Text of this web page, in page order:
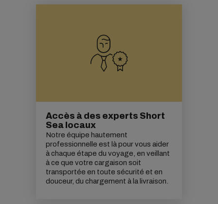
Accès à des experts Short
Sea locaux
Notre équipe hautement
professionnelle est là pour vous aider
à chaque étape du voyage, en veillant
à ce que votre cargaison soit
transportée en toute sécurité et en
douceur, du chargement à la livraison.